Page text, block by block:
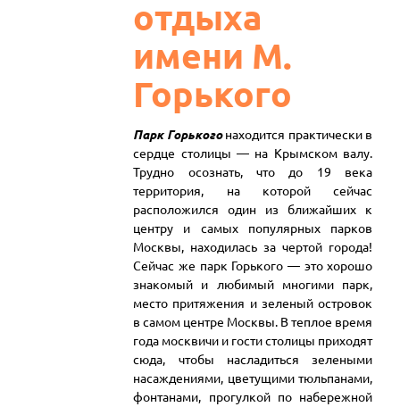
отдыха
имени М.
Горького
Парк Горькогонаходится практически в
сердце столицы — на Крымском валу.
Трудно осознать, что до 19 века
территория, на которой сейчас
расположился один из ближайших к
центру и самых популярных парков
Москвы, находилась за чертой города!
Сейчас же парк Горького — это хорошо
знакомый и любимый многими парк,
место притяжения и зеленый островок
в самом центре Москвы. В теплое время
года москвичи и гости столицы приходят
сюда, чтобы насладиться зелеными
насаждениями, цветущими тюльпанами,
фонтанами, прогулкой по набережной